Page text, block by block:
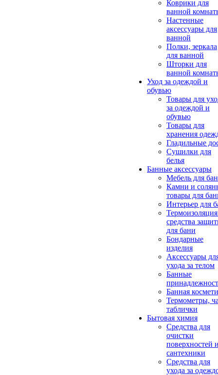
Коврики для
ванной
Настенные
аксессуары для
ванной
Полки, зеркала
для ванной
Шторки для
ванной
Уход за одеждой и
обувью
Товары для
за одеждой и
обувью
Товары для
хранения
Гладильные
Сушилки для
белья
Банные аксессуары
Мебель для
Камни и
товары для
Интерьер для
средства
для бани
Бондарные
изделия
Аксеcсуары
ухода за телом
Банные
Банная
Термометры,
таблички
Бытовая химия
Средства для
очистки
поверхностей
сантехники
Средства для
ухода за